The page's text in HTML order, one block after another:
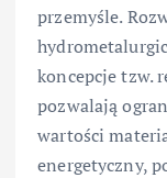
przemyśle.
koncepcje tzw.
pozwalają
wartości
energetyczny,